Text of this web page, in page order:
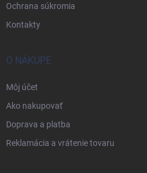
Ochrana súkromia
Kontakty
O NÁKUPE
Môj účet
Ako nakupovať
Doprava a platba
Reklamácia a vrátenie tovaru